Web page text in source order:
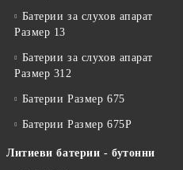
Батерии за слухов апарат
Размер 13
Батерии за слухов апарат
Размер 312
Батерии Размер 675
Батерии Размер 675P
Литиеви батерии - бутонни